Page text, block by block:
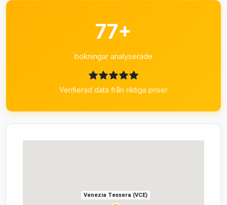
77+
bokningar analyserade
Verifierad data från riktiga priser
Venezia Tessera (VCE)